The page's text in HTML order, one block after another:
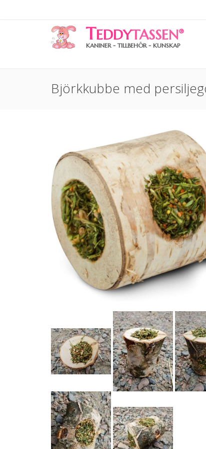
TEDDYTASSEN®
KANINER - TILLBEHÖR - KUNSKAP
Björkkubbe med